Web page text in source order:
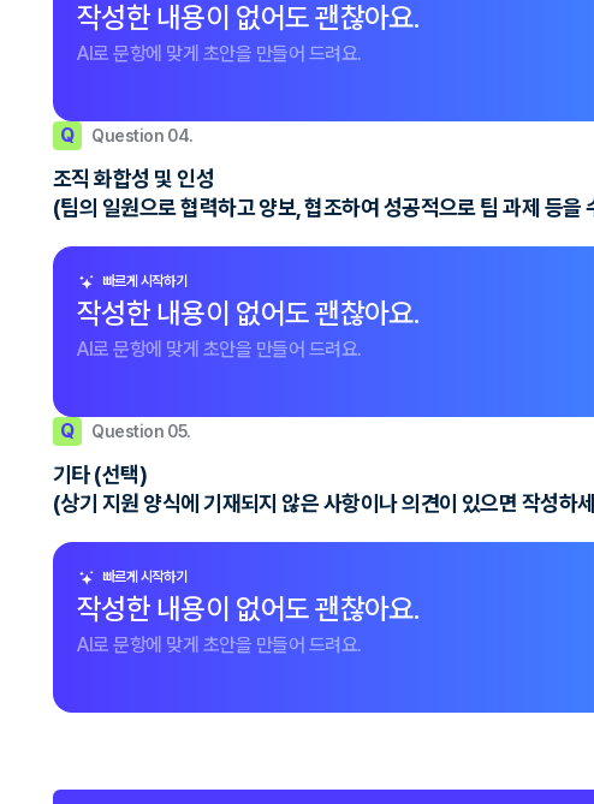
작성한 내용이 없어도 괜찮아요.
AI로 문항에 맞게 초안을 만들어 드려요.
Q Question 04.
조직 화합성 및 인성
(팀의 일원으로 협력하고 양보, 협조하여 성공적으로 팀 과제 등
빠르게 시작하기
작성한 내용이 없어도 괜찮아요.
AI로 문항에 맞게 초안을 만들어 드려요.
Q Question 05.
기타 (선택)
(상기 지원 양식에 기재되지 않은 사항이나 의견이 있으면 작성하
빠르게 시작하기
작성한 내용이 없어도 괜찮아요.
AI로 문항에 맞게 초안을 만들어 드려요.